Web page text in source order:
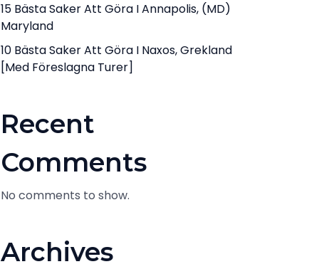
15 Bästa Saker Att Göra I Annapolis, (MD)
Maryland
10 Bästa Saker Att Göra I Naxos, Grekland
[med Föreslagna Turer]
Recent
Comments
No comments to show.
Archives